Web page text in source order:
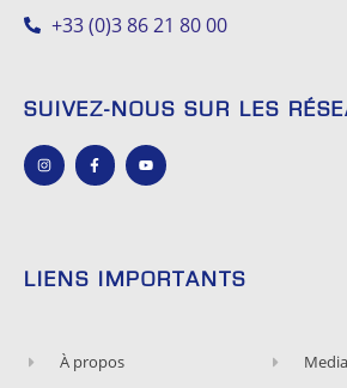
+33 (0)3 86 21 80 00
SUIVEZ-NOUS SUR LES
LIENS IMPORTANTS
À propos